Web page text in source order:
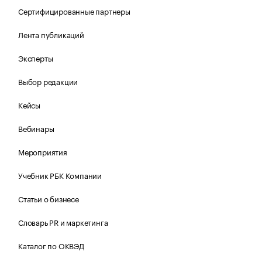
Сертифицированные партнеры
Лента публикаций
Эксперты
Выбор редакции
Кейсы
Вебинары
Мероприятия
Учебник РБК Компании
Статьи о бизнесе
Словарь PR и маркетинга
Каталог по ОКВЭД